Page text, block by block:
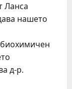
Ланса
нашето
д-р.